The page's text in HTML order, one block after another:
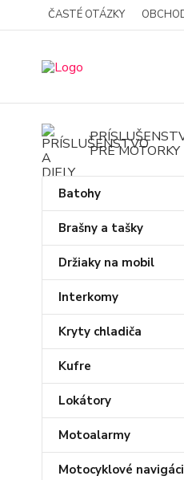
ČASTÉ OTÁZKY
PRE MOTORKY
Batohy
Brašny a tašky
Držiaky na mobil
Interkomy
Kryty chladiča
Kufre
Lokátory
Motoalarmy
Motocyklové